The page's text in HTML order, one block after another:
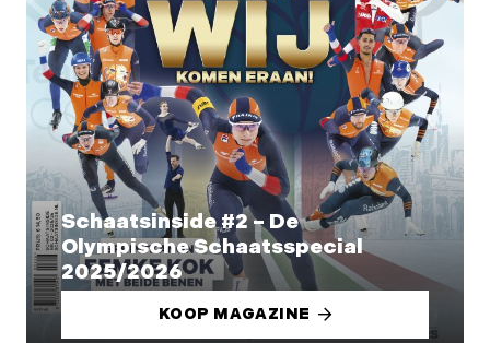
Schaatsinside #2 – De
Olympische Schaatsspecial
2025/2026
KOOP MAGAZINE